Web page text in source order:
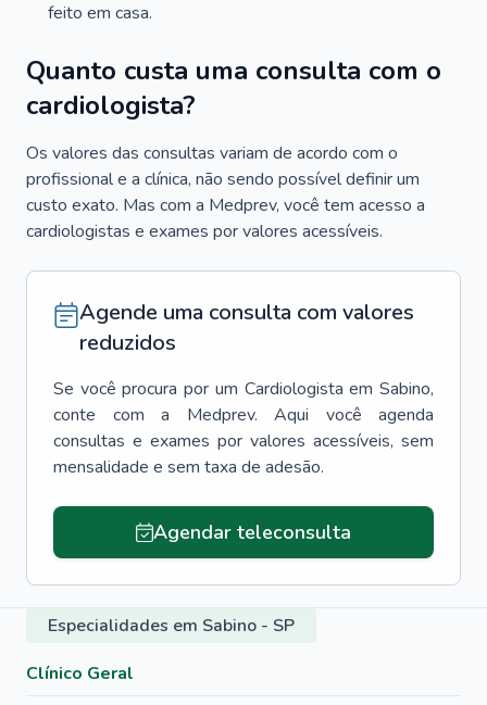
feito em casa.
Quanto custa uma consulta com o
cardiologista?
Os valores das consultas variam de acordo com o
profissional e a clínica, não sendo possível definir um
custo exato. Mas com a Medprev, você tem acesso a
cardiologistas e exames por valores acessíveis.
Agende uma consulta com valores
reduzidos
Se você procura por um Cardiologista em Sabino,
conte com a Medprev. Aqui você agenda
consultas e exames por valores acessíveis, sem
mensalidade e sem taxa de adesão.
Agendar teleconsulta
Especialidades em Sabino - SP
Clínico Geral